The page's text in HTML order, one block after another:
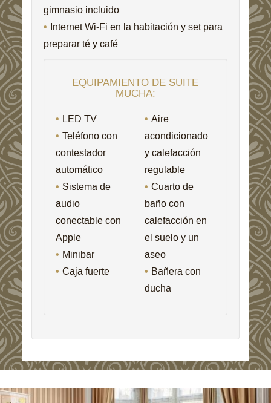
gimnasio incluido
Internet Wi-Fi en la habitación y set para
preparar té y café
EQUIPAMIENTO DE SUITE
MUCHA:
LED TV
Teléfono con
contestador
automático
Sistema de
audio
conectable con
Apple
Minibar
Caja fuerte
Aire
acondicionado
y calefacción
regulable
Cuarto de
baño con
calefacción en
el suelo y un
aseo
Bañera con
ducha